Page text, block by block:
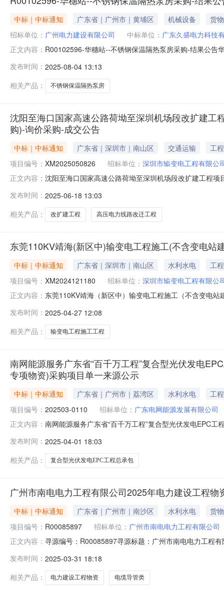
中标｜中标通知 广东省｜广州市｜黄埔区 机械设备
货物
招标单位： 广州电力建设有限公司 中标单位： 广东久盛电力科技
正文内容： R00102596-华穗站--不锈钢保温隔热泵房采购-结果公告
业品（电工产品商城）（https://b.csgmall.com.cn/）的
发布时间： 2025-08-04 13:13
相关产品：
不锈钢保温隔热泵房
沈阳至海口国家高速公路荷坳至深圳机场段改扩建
购)-询价采购-成交公告
中标｜中标通知 广东省｜深圳市｜南山区 交通运输
工程
项目编号： XM2025050826 招标单位： 深圳市输变电工程有限公
正文内容： 沈阳至海口国家高速公路荷坳至深圳机场段改扩建工程
（二次采购）（项目编号：XM2025050826），确定中
以上高压电力线路
发布时间： 2025-06-18 13:03
相关产品：
改扩建工程 高压电力线路改迁工程
东莞110KV靖海(新区中)输变电工程施工(不含变电
中标｜中标通知 广东省｜深圳市｜南山区 水利水电
工程
项目编号： XM2024121180 招标单位： 深圳市输变电工程有限公
正文内容： 东莞110KV靖海（新区中）输变电工程施工（不含变电
海（新区中）输变电工程施工（不含变电站建筑部分）
（https://ec
发布时间： 2025-04-27 12:08
相关产品：
输变电工程施工工程
南网能源服务广东省“百千万工程”复合型光伏发电
专项物资)采购项目单一来源公示
中标｜中标通知 广东省｜广州市｜荔湾区 水利水电
工程
项目编号： 202503-0110 招标单位： 广东电网能源发展有限公司
正文内容： 南网能源服务广东省“百千万工程”复合型光伏发电EPC
光伏发电项目-组串式逆变器专项物资）采购项目，采购
购范围
发布时间： 2025-04-01 18:03
相关产品：
复合型光伏发电EPC工程总承包
广州市南电电力工程有限公司2025年电力建设工程
中标｜中标通知 广东省｜广州市｜南沙区 水利水电
货物
项目编号： R00085897 招标单位： 广州市南电电力工程有限公司
正文内容： 寻源编号：R00085897寻源标题：广州市南电电力工程
发布时间： 2025-03-31 18:18
相关产品：
电力建设工程物资 电缆导管类